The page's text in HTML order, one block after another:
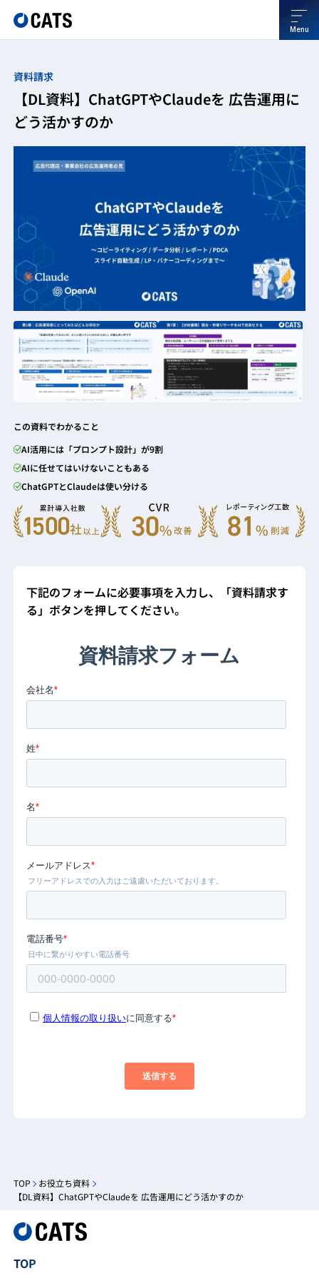
Menu
資料請求
【DL資料】ChatGPTやClaudeを 広告運用に
どう活かすのか
この資料でわかること
AI活用には「プロンプト設計」が9割
AIに任せてはいけないこともある
ChatGPTとClaudeは使い分ける
下記のフォームに必要事項を入力し、「資料請求す
る」ボタンを押してください。
TOP
お役立ち資料
【DL資料】ChatGPTやClaudeを 広告運用にどう活かすのか
TOP